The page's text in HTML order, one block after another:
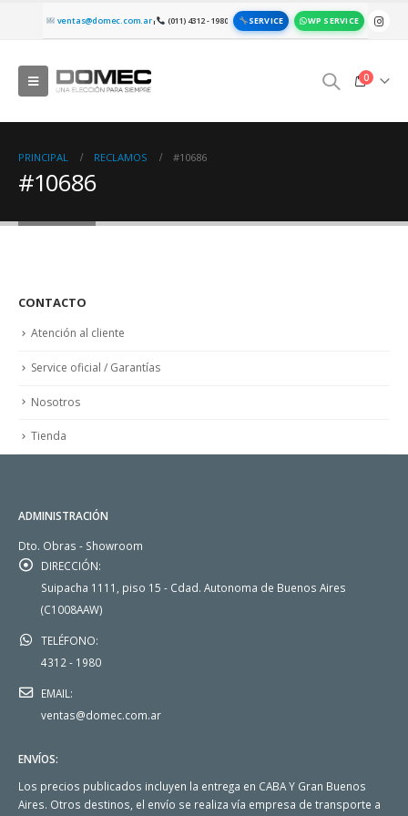
ventas@domec.com.ar| (011) 4312 - 1980 SERVICE WP SERVICE
0
PRINCIPAL RECLAMOS #10686
#10686
CONTACTO
Atención al cliente
Service oficial / Garantías
Nosotros
Tienda
ADMINISTRACIÓN
Dto. Obras - Showroom
DIRECCIÓN:
Suipacha 1111, piso 15 - Cdad. Autonoma de Buenos Aires
(C1008AAW)
TELÉFONO:
4312 - 1980
EMAIL:
ventas@domec.com.ar
ENVÍOS:
Los precios publicados incluyen la entrega en CABA Y Gran Buenos
Aires. Otros destinos, el envío se realiza vía empresa de transporte a